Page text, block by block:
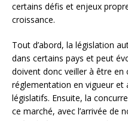
certains défis et enjeux
croissance.
Tout d’abord, la législation
dans certains pays et peut
doivent donc veiller à être en
réglementation en vigueur et
législatifs. Ensuite, la
ce marché, avec l’arrivée de